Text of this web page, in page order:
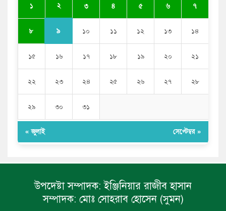
সজীব ওয়াজেদ জয়
১ ২ ৩ ৪ ৫ ৬ ৭
৮ ৯ ১০ ১১ ১২ ১৩ ১৪
১৫ ১৬ ১৭ ১৮ ১৯ ২০ ২১
২২ ২৩ ২৪ ২৫ ২৬ ২৭ ২৮
২৯ ৩০ ৩১
« জুলাই সেপ্টেম্বর »
উপদেষ্টা সম্পাদক: ইঞ্জিনিয়ার রাজীব হাসান
সম্পাদক: মোঃ সোহরাব হোসেন (সুমন)